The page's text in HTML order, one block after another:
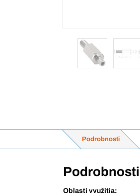
Podrobnosti
Podrobnosti
Oblasti využitia: